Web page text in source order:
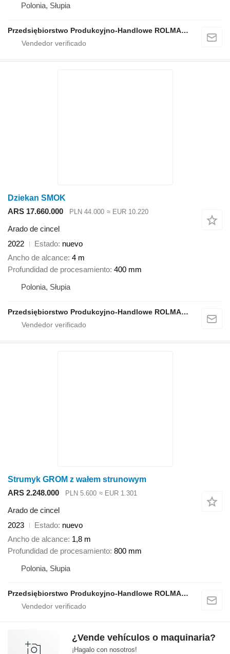
Polonia, Słupia
Przedsiębiorstwo Produkcyjno-Handlowe ROLMAPOL Marcin Dziekan
Dziekan SMOK
ARS 17.660.000
PLN 44.000 ≈ EUR 10.220
Arado de cincel
2022
Estado nuevo
Ancho de alcance 4 m
Profundidad de procesamiento 400 mm
Polonia, Słupia
Przedsiębiorstwo Produkcyjno-Handlowe ROLMAPOL Marcin Dziekan
Strumyk GROM z wałem strunowym
ARS 2.248.000
PLN 5.600 ≈ EUR 1.301
Arado de cincel
2023
Estado nuevo
Ancho de alcance 1,8 m
Profundidad de procesamiento 800 mm
Polonia, Słupia
Przedsiębiorstwo Produkcyjno-Handlowe ROLMAPOL Marcin Dziekan
¿Vende vehículos o maquinaria?
¡Hagalo con nosotros!